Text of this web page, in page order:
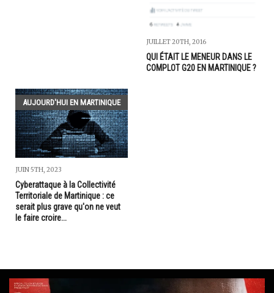
JUILLET 20TH, 2016
QUI ÉTAIT LE MENEUR DANS LE
COMPLOT G20 EN MARTINIQUE ?
AUJOURD'HUI EN MARTINIQUE
JUIN 5TH, 2023
Cyberattaque à la Collectivité
Territoriale de Martinique : ce
serait plus grave qu'on ne veut
le faire croire...